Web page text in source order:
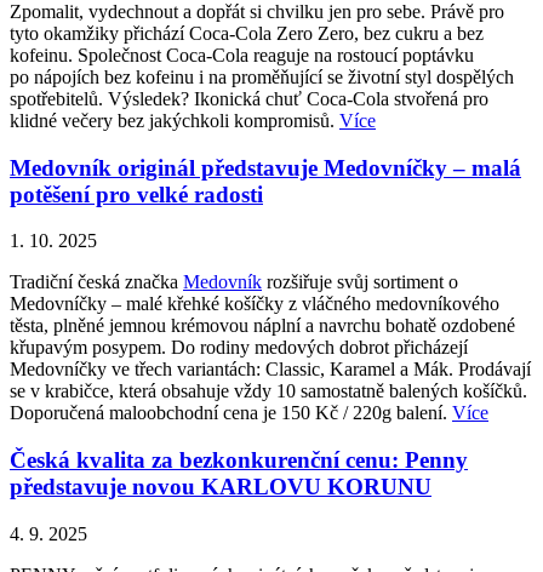
Zpomalit, vydechnout a dopřát si chvilku jen pro sebe. Právě pro
tyto okamžiky přichází Coca-Cola Zero Zero, bez cukru a bez
kofeinu. Společnost Coca-Cola reaguje na rostoucí poptávku
po nápojích bez kofeinu i na proměňující se životní styl dospělých
spotřebitelů. Výsledek? Ikonická chuť Coca-Cola stvořená pro
klidné večery bez jakýchkoli kompromisů. Více
Medovník originál představuje Medovníčky – malá
potěšení pro velké radosti
1. 10. 2025
Tradiční česká značka Medovník rozšiřuje svůj sortiment o
Medovníčky – malé křehké košíčky z vláčného medovníkového
těsta, plněné jemnou krémovou náplní a navrchu bohatě ozdobené
křupavým posypem. Do rodiny medových dobrot přicházejí
Medovníčky ve třech variantách: Classic, Karamel a Mák. Prodávají
se v krabičce, která obsahuje vždy 10 samostatně balených košíčků.
Doporučená maloobchodní cena je 150 Kč / 220g balení. Více
Česká kvalita za bezkonkurenční cenu: Penny
představuje novou KARLOVU KORUNU
4. 9. 2025